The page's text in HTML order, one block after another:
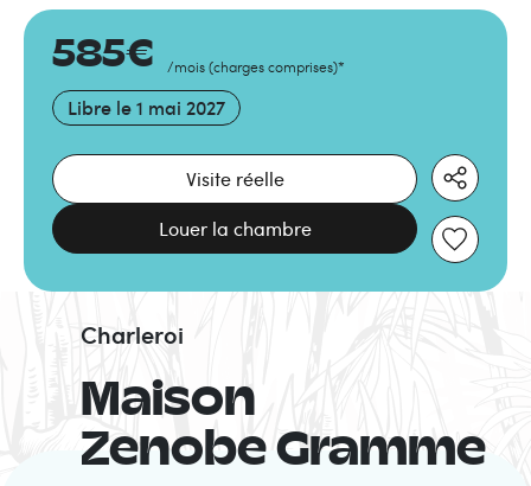
585€ /mois (charges comprises)*
Libre le 1 mai 2027
Visite réelle
Louer la chambre
Maison
Zenobe Gramme
Charleroi